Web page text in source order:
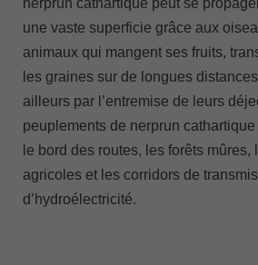
une vaste superficie grâce aux
animaux qui mangent ses fruits,
les graines sur de longues
ailleurs par l’entremise de leurs
peuplements de nerprun
le bord des routes, les forêts mûres,
agricoles et les corridors de
d’hydroélectricité.